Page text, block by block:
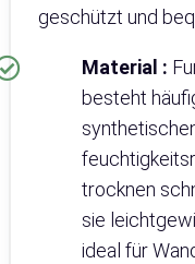
geschützt und
Material :
besteht
trocknen
sie
ideal für